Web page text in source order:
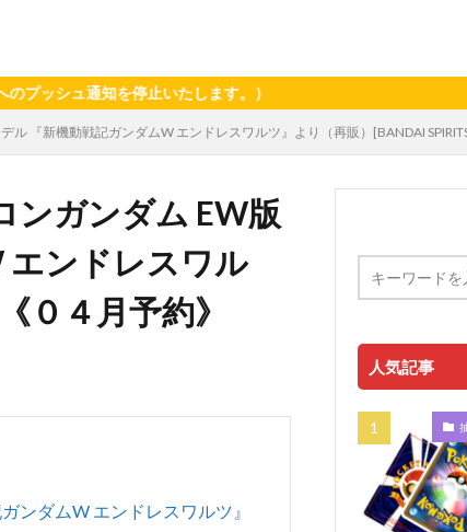
通知を停止いたします。）
ル 『新機動戦記ガンダムW エンドレスワルツ』より（再販）[BANDAI
ンガンダム EW版
エンドレスワル
０４月予約》
ンダムW エンドレスワルツ』
人気記事